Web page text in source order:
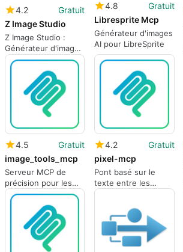
4.2
Gratuit
Z Image Studio
Z Image Studio :
Générateur d'images
AI performant
4.8
Gratuit
Libresprite Mcp
Générateur d'images
AI pour LibreSprite
4.5
Gratuit
image_tools_mcp
Serveur MCP de
précision pour les
données d'image au
niveau des pixels et
4.2
Gratuit
pixel-mcp
Pont basé sur le
texte entre les
modèles d'IA et l'art